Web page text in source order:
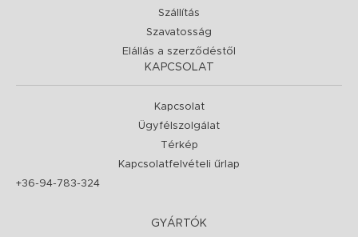
Szállítás
Szavatosság
Elállás a szerződéstől
KAPCSOLAT
Kapcsolat
Ügyfélszolgálat
Térkép
Kapcsolatfelvételi űrlap
+36-94-783-324
GYÁRTÓK